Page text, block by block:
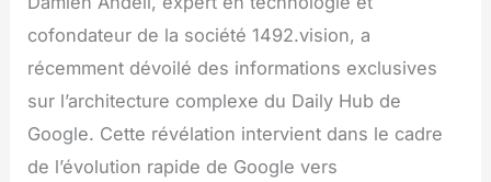
cofondateur de la société 1492.vision, a
récemment dévoilé des informations exclusives
sur l’architecture complexe du Daily Hub de
Google. Cette révélation intervient dans le cadre
de l’évolution rapide de Google vers